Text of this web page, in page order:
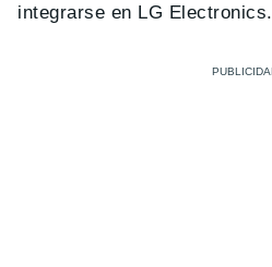
integrarse en LG Electronics.